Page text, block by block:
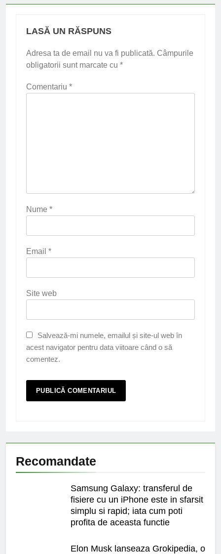
LASĂ UN RĂSPUNS
Adresa ta de email nu va fi publicată. Câmpurile
obligatorii sunt marcate cu *
Comentariu *
Nume *
Email *
Site web
Salvează-mi numele, emailul și site-ul web în
acest navigator pentru data viitoare când o să
comentez.
Recomandate
Samsung Galaxy: transferul de
fisiere cu un iPhone este in sfarsit
simplu si rapid; iata cum poti
profita de aceasta functie
Elon Musk lanseaza Grokipedia, o